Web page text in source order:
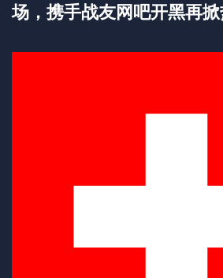
场，携手战友网吧开黑再掀